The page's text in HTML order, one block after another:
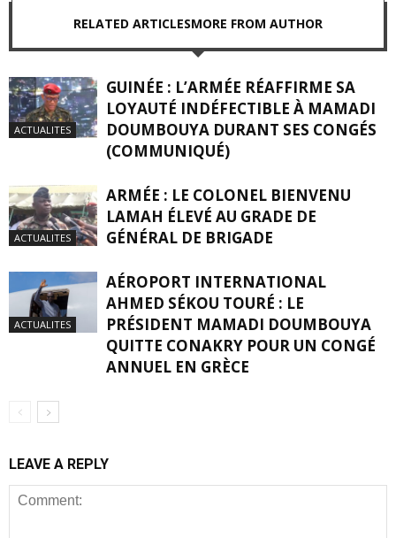
RELATED ARTICLESMORE FROM AUTHOR
ACTUALITES
GUINÉE : L’ARMÉE RÉAFFIRME SA
LOYAUTÉ INDÉFECTIBLE À MAMADI
DOUMBOUYA DURANT SES CONGÉS
(COMMUNIQUÉ)
ACTUALITES
ARMÉE : LE COLONEL BIENVENU
LAMAH ÉLEVÉ AU GRADE DE
GÉNÉRAL DE BRIGADE
ACTUALITES
AÉROPORT INTERNATIONAL
AHMED SÉKOU TOURÉ : LE
PRÉSIDENT MAMADI DOUMBOUYA
QUITTE CONAKRY POUR UN CONGÉ
ANNUEL EN GRÈCE
LEAVE A REPLY